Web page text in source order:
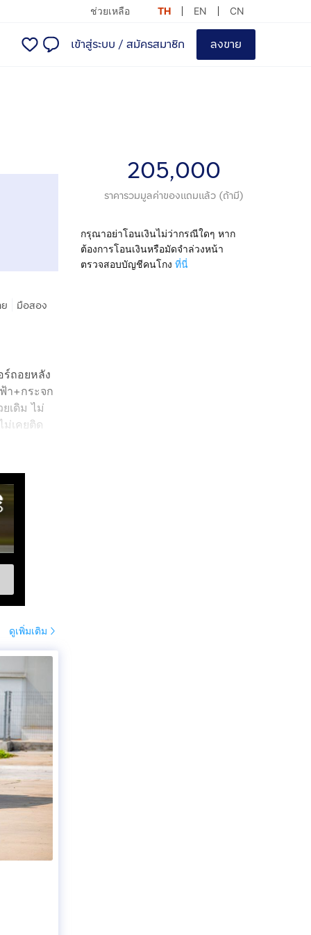
ช่วยเหลือ TH EN CN
เข้าสู่ระบบ / สมัครสมาชิก ลงขาย
มือสอง
ร์ถอยหลัง
า+กระจก
เดิม ไม่
ม่เคยติด
205,000
ราคารวมมูลค่าของแถมแล้ว (ถ้ามี)
กรุณาอย่าโอนเงินไม่ว่ากรณีใดๆ หาก
ต้องการโอนเงินหรือมัดจำล่วงหน้า
ตรวจสอบบัญชีคนโกง ที่นี่
ดูเพิ่มเติม